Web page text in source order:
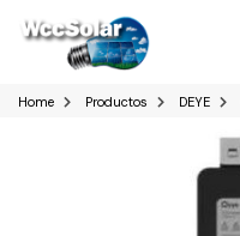
Home Productos DEYE